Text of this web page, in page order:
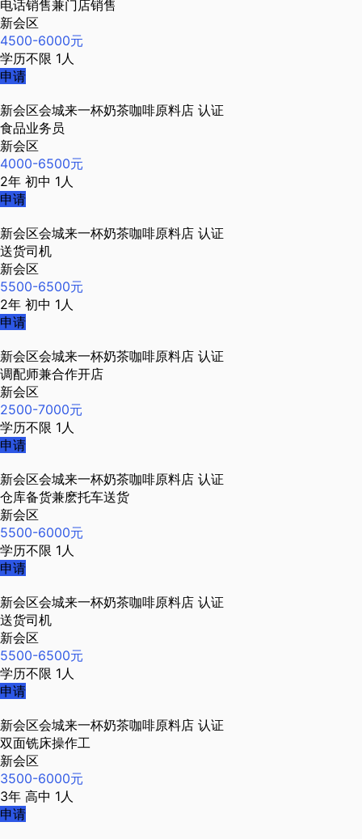
电话销售兼门店销售
新会区
4500-6000元
学历不限 1人
申请
新会区会城来一杯奶茶咖啡原料店 认证
食品业务员
新会区
4000-6500元
2年 初中 1人
申请
新会区会城来一杯奶茶咖啡原料店 认证
送货司机
新会区
5500-6500元
2年 初中 1人
申请
新会区会城来一杯奶茶咖啡原料店 认证
调配师兼合作开店
新会区
2500-7000元
学历不限 1人
申请
新会区会城来一杯奶茶咖啡原料店 认证
仓库备货兼麽托车送货
新会区
5500-6000元
学历不限 1人
申请
新会区会城来一杯奶茶咖啡原料店 认证
送货司机
新会区
5500-6500元
学历不限 1人
申请
新会区会城来一杯奶茶咖啡原料店 认证
双面铣床操作工
新会区
3500-6000元
3年 高中 1人
申请